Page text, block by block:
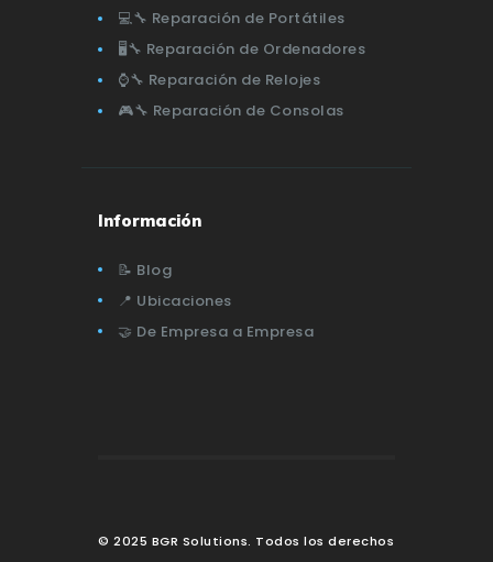
💻🔧 Reparación de Portátiles
🖥️🔧 Reparación de Ordenadores
⌚🔧 Reparación de Relojes
🎮🔧 Reparación de Consolas
Información
📝 Blog
📍 Ubicaciones
🤝 De Empresa a Empresa
© 2025 BGR Solutions. Todos los derechos